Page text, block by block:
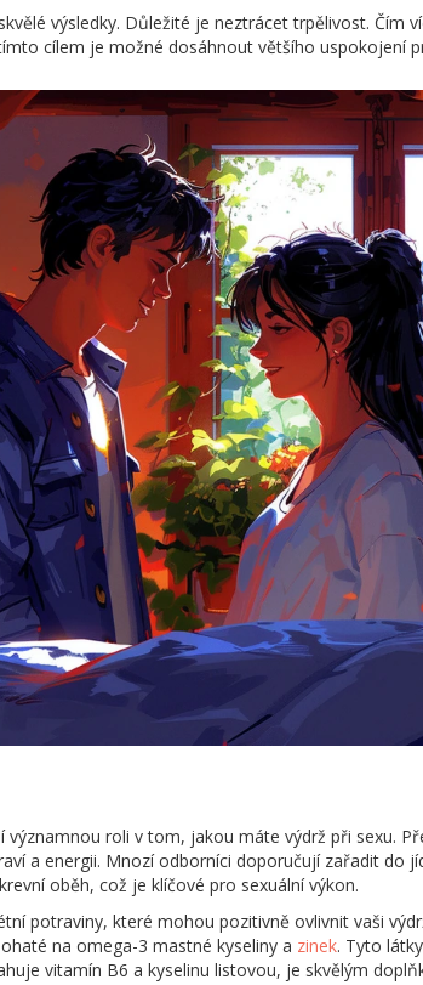
výsledky. Důležité je neztrácet trpělivost. Čím
cílem je možné dosáhnout většího uspokojení
významnou roli v tom, jakou máte výdrž při sexu.
a energii. Mnozí odborníci doporučují zařadit do
oběh, což je klíčové pro sexuální výkon.
potraviny, které mohou pozitivně ovlivnit vaši
na omega-3 mastné kyseliny a zinek. Tyto
vitamín B6 a kyselinu listovou, je skvělým